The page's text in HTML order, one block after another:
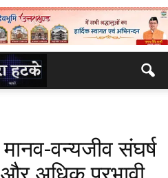
वन्यजीव संघर्ष